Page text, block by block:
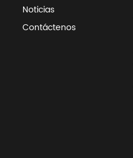
Noticias
Contáctenos